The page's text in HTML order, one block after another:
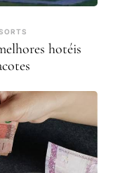
hotéis